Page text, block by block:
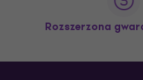
Rozszerzona